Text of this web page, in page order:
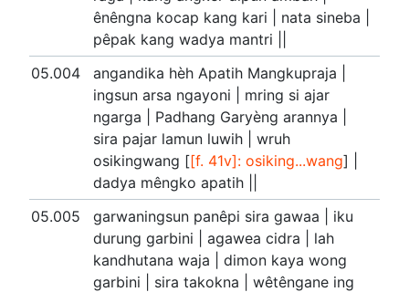
ênêngna kocap kang kari | nata sineba |
pêpak kang wadya mantri ||
05.004
angandika hèh Apatih Mangkupraja |
ingsun arsa ngayoni | mring si ajar
ngarga | Padhang Garyèng arannya |
sira pajar lamun luwih | wruh
osikingwang [[f. 41v]: osiking...wang] |
dadya mêngko apatih ||
05.005
garwaningsun panêpi sira gawaa | iku
durung garbini | agawea cidra | lah
kandhutana waja | dimon kaya wong
garbini | sira takokna | wêtêngane ing